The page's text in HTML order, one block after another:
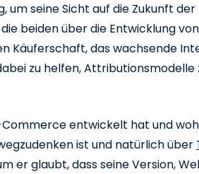
um seine Sicht auf die Zukunft
beiden über die Entwicklung
Käuferschaft, das wachsende
zu helfen, Attributionsmodelle
entwickelt hat und
ist und natürlich über
er glaubt, dass seine Version,